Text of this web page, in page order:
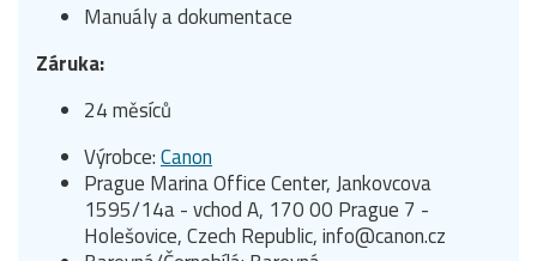
Manuály a dokumentace
Záruka:
24 měsíců
Výrobce:Canon
Prague Marina Office Center, Jankovcova
1595/14a - vchod A, 170 00 Prague 7 -
Holešovice, Czech Republic, info@canon.cz